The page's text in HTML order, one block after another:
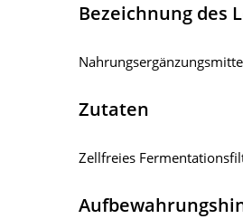
Bezeichnung des
Zutaten
Zellfreies